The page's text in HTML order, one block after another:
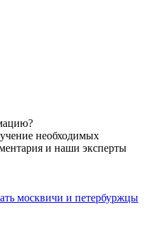
необходимых
и наши эксперты
москвичи и петербуржцы